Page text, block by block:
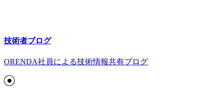
技術者ブログ
ORENDA社員による技術情報共有ブログ